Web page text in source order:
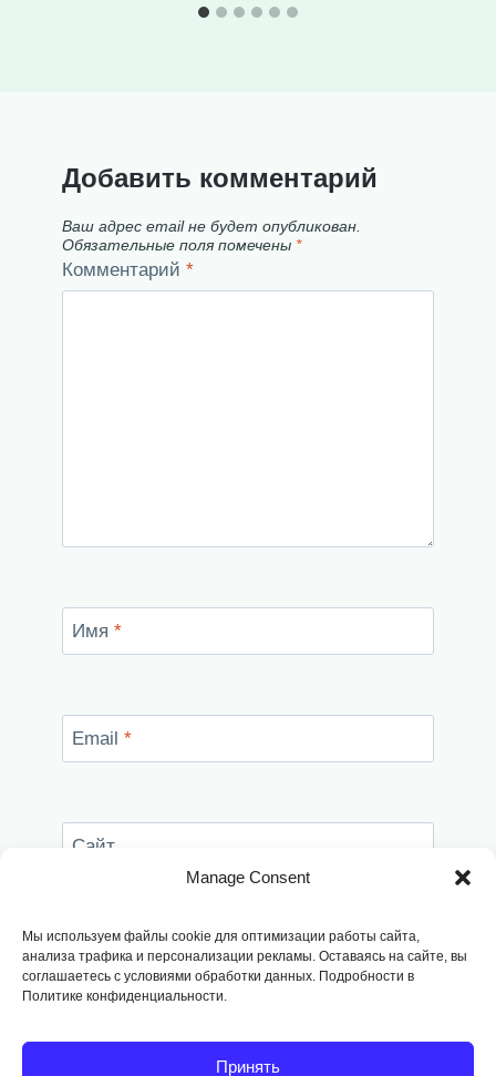
Manage Consent
Мы используем файлы cookie для оптимизации работы сайта,
анализа трафика и персонализации рекламы. Оставаясь на сайте, вы
соглашаетесь с условиями обработки данных. Подробности в
Политике конфиденциальности.
Принять
Добавить комментарий
Ваш адрес email не будет опубликован.
Обязательные поля помечены *
Комментарий *
Имя *
Email *
Сайт
этом браузере для последующих моих
комментариев.